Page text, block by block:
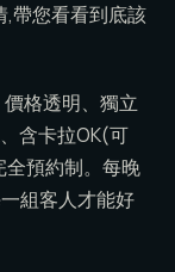
,帶您看看到底該
格透明、獨立
含卡拉OK(可
全預約制。每晚
組客人才能好